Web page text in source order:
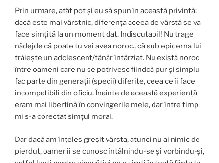
Prin urmare, atât pot și eu să spun în această privință:
dacă este mai vârstnic, diferența aceea de vârstă se va
face simțită la un moment dat. Indiscutabil! Nu trage
nădejde că poate tu vei avea noroc., că sub epiderna lui
trăiește un adolescent/tânăr întârziat. Nu există noroc
între oameni care nu se potrivesc fiindcă pur și simplu
fac parte din generații (specii) diferite, ceea ce îi face
incompatibili din oficiu. Înainte de această experiență
eram mai libertină în convingerile mele, dar între timp
mi s-a corectat simțul moral.
Dar dacă am înțeles greșit vârsta, atunci nu ai nimic de
pierdut, oamenii se cunosc întâlnindu-se și vorbindu-și,